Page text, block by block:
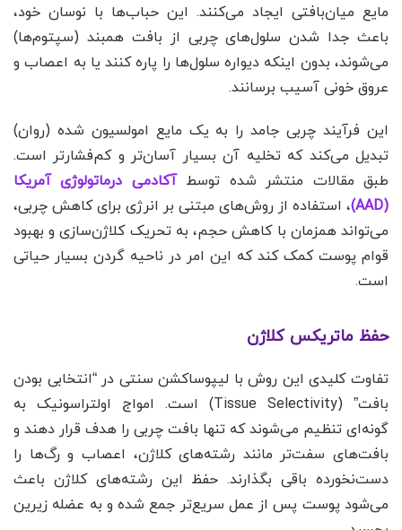
مایع میان‌بافتی ایجاد می‌کنند. این حباب‌ها با نوسان خود،
باعث جدا شدن سلول‌های چربی از بافت همبند (سپتوم‌ها)
می‌شوند، بدون اینکه دیواره سلول‌ها را پاره کنند یا به اعصاب و
عروق خونی آسیب برسانند.
این فرآیند چربی جامد را به یک مایع امولسیون شده (روان)
تبدیل می‌کند که تخلیه آن بسیار آسان‌تر و کم‌فشارتر است.
طبق مقالات منتشر شده توسطآکادمی درماتولوژی آمریکا
(AAD)
، استفاده از روش‌های مبتنی بر انرژی برای کاهش چربی،
می‌تواند همزمان با کاهش حجم، به تحریک کلاژن‌سازی و بهبود
قوام پوست کمک کند که این امر در ناحیه گردن بسیار حیاتی
است.
حفظ ماتریکس کلاژن
تفاوت کلیدی این روش با لیپوساکشن سنتی در “انتخابی بودن
بافت” (Tissue Selectivity) است. امواج اولتراسونیک به
گونه‌ای تنظیم می‌شوند که تنها بافت چربی را هدف قرار دهند و
بافت‌های سفت‌تر مانند رشته‌های کلاژن، اعصاب و رگ‌ها را
دست‌نخورده باقی بگذارند. حفظ این رشته‌های کلاژن باعث
می‌شود پوست پس از عمل سریع‌تر جمع شده و به عضله زیرین